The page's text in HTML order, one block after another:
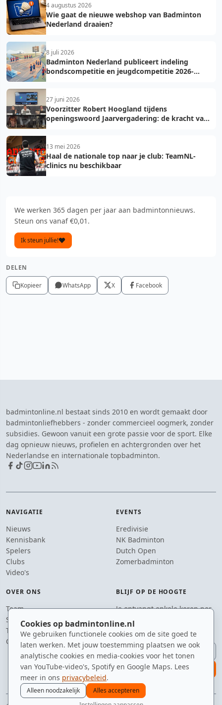
Cookies op badmintonline.nl
We gebruiken functionele cookies om de site goed te
laten werken. Met jouw toestemming plaatsen we ook
analytische cookies en media-cookies voor het tonen
van YouTube-video's, Spotify en Google Maps. Lees
meer in ons privacybeleid.
Alleen noodzakelijk
Alles accepteren
4 augustus 2026
Wie gaat de nieuwe webshop van Badminton
Nederland draaien?
8 juli 2026
Badminton Nederland publiceert indeling
bondscompetitie en jeugdcompetitie 2026-
27 juni 2026
Voorzitter Robert Hoogland tijdens
openingswoord Jaarvergadering: de kracht van
13 mei 2026
Haal de nationale top naar je club: TeamNL-
clinics nu beschikbaar
We werken 365 dagen per jaar aan badmintonnieuws.
Steun ons vanaf €0,01.
Ik steun jullie!
DELEN
Kopieer WhatsApp X Facebook
badmintonline.nl bestaat sinds 2010 en wordt gemaakt door
badmintonliefhebbers - zonder commercieel oogmerk, zonder
subsidies. Gewoon vanuit een grote passie voor de sport. Elke
dag opnieuw nieuws, profielen en achtergronden over het
Nederlandse en internationale topbadminton.
NAVIGATIE
Nieuws
Kennisbank
Spelers
Clubs
Video's
EVENTS
Eredivisie
NK Badminton
Dutch Open
Zomerbadminton
OVER ONS
Team
Supporters
Tip de redactie
Contact
BLIJF OP DE HOOGTE
Je ontvangt enkele keren per
jaar een e-mail met het
laatste badmintonnieuws.
E-mailadres
aanmelden